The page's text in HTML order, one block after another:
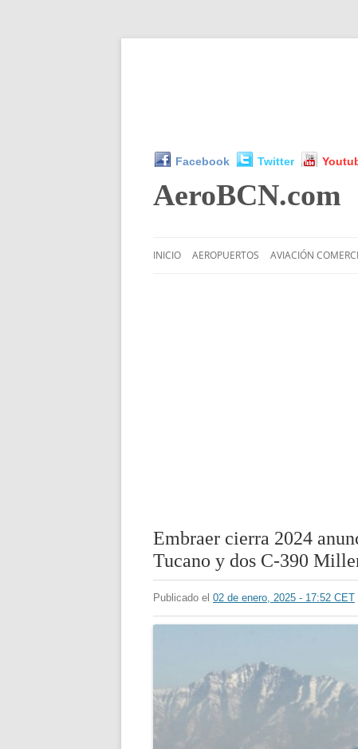
Facebook Twitter
AeroBCN.com
INICIO AEROPUERTOS AVIACIÓN
Embraer cierra 2024
Tucano y dos C-390
Publicado el 02 de enero, 2025 - 17:52 CET